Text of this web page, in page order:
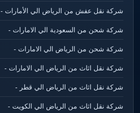
شركة نقل عفش من الرياض الي الأمارات -
شركة شحن من السعودية الي الامارات -
شركة شحن من الرياض الي الامارات -
شركة نقل اثاث من الرياض الي الامارات -
شركة نقل اثاث من الرياض الي قطر -
شركة نقل اثاث من الرياض الي الكويت -